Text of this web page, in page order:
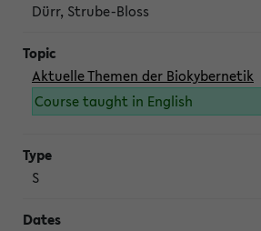
Dürr, Strube-Bloss
Aktuelle Themen der Biokybernetik
Course taught in English
S